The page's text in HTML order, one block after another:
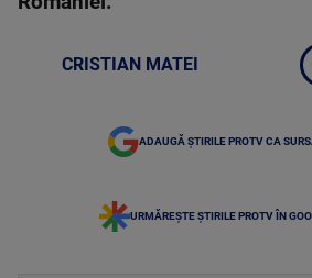
CRISTIAN MATEI
ADAUGĂ ȘTIRILE PROTV CA
URMĂREȘTE ȘTIRILE PROTV ÎN